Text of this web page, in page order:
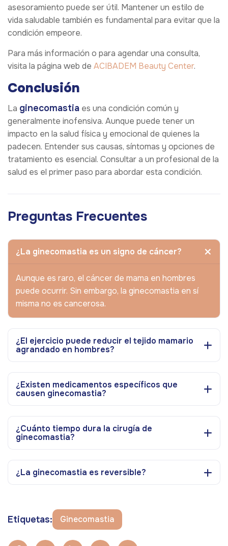
asesoramiento puede ser útil. Mantener un estilo de
vida saludable también es fundamental para evitar que la
condición empeore.
Para más información o para agendar una consulta,
visita la página web de ACIBADEM Beauty Center.
Conclusión
La ginecomastia es una condición común y
generalmente inofensiva. Aunque puede tener un
impacto en la salud física y emocional de quienes la
padecen. Entender sus causas, síntomas y opciones de
tratamiento es esencial. Consultar a un profesional de la
salud es el primer paso para abordar esta condición.
Preguntas Frecuentes
¿La ginecomastia es un signo de cáncer?
Aunque es raro, el cáncer de mama en hombres
puede ocurrir. Sin embargo, la ginecomastia en sí
misma no es cancerosa.
¿El ejercicio puede reducir el tejido mamario
agrandado en hombres?
¿Existen medicamentos específicos que
causen ginecomastia?
¿Cuánto tiempo dura la cirugía de
ginecomastia?
¿La ginecomastia es reversible?
Etiquetas: Ginecomastia